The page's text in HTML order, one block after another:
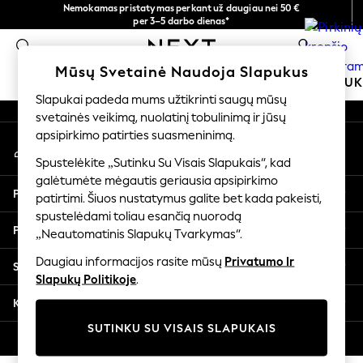
Nemokamas pristatymas perkant už daugiau nei 50 €
per 3–5 darbo dienas*
Dabar galite apsipirkti lietuvių kalba!
0
MOKYKLINĖ APRANGA MERGAITĖMS
SCHOOLWEAR
All Boys Schoolwear
Shoes
Trousers
Shorts
Shirts
Polo Shirts
Sweatshirts & Jumpers
Coats & Jackets
Underwear
Multipacks
All Boys Sport & Swimwear
An error occurred on client
Mūsų socialiniai tinklai
Mano paskyra
Prisijunkite prie savo paskyros
Pagalba
Privatumas ir teisinė informacija
Skyriai
Kitos paslaugos
Mūsų Svetainė Naudoja Slapukus
Slapukai padeda mums užtikrinti saugų mūsų
svetainės veikimą, nuolatinį tobulinimą ir jūsų
apsipirkimo patirties suasmeninimą.
Spustelėkite „Sutinku Su Visais Slapukais“, kad
galėtumėte mėgautis geriausia apsipirkimo
patirtimi. Šiuos nustatymus galite bet kada pakeisti,
spustelėdami toliau esančią nuorodą
„Neautomatinis Slapukų Tvarkymas“.
Daugiau informacijos rasite mūsų Privatumo Ir
Slapukų Politikoje.
SUTINKU SU VISAIS SLAPUKAIS